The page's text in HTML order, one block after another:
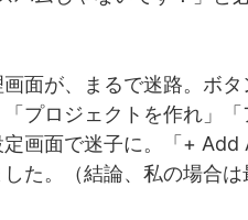
面が、まるで迷路。ボタ
プロジェクトを作れ」「
画面で迷子に。「+ Add
た。（結論、私の場合は